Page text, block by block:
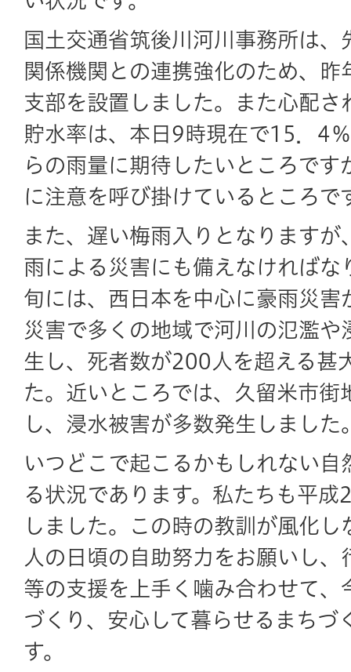
国土交通省筑後川河川事務所は
関係機関との連携強化のため、昨
支部を設置しました。また心配さ
貯水率は、本日9時現在で15．4
らの雨量に期待したいところです
に注意を呼び掛けているところで
また、遅い梅雨入りとなりますが
雨による災害にも備えなければ
旬には、西日本を中心に豪雨災害
災害で多くの地域で河川の氾濫や
生し、死者数が200人を超える甚
た。近いところでは、久留米市街
し、浸水被害が多数発生しました
いつどこで起こるかもしれない自
る状況であります。私たちも平
しました。この時の教訓が風化
人の日頃の自助努力をお願いし
等の支援を上手く噛み合わせて、
づくり、安心して暮らせるまちづ
す。